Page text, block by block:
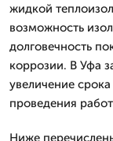
жидкой
возможность
долговечность
коррозии. В Уфа
увеличение
проведения
Ниже